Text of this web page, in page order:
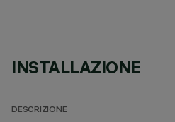
INSTALLAZIONE
DESCRIZIONE